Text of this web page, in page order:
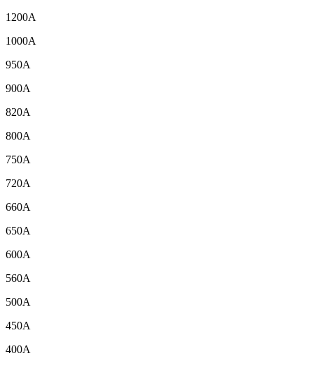
1200A
1000A
950A
900A
820A
800A
750A
720A
660A
650A
600A
560A
500A
450A
400A